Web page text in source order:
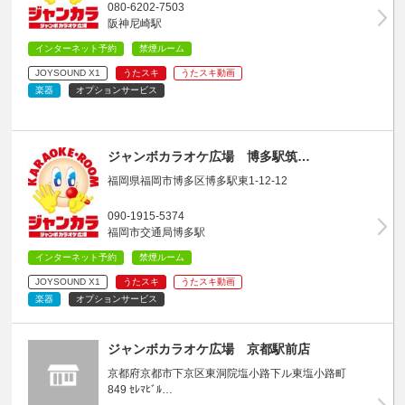
080-6202-7503
阪神尼崎駅
インターネット予約 禁煙ルーム
JOYSOUND X1 うたスキ
うたスキ動画
楽器
オプションサービス
ジャンボカラオケ広場 博多駅筑…
福岡県福岡市博多区博多駅東1-12-12
090-1915-5374
福岡市交通局博多駅
インターネット予約 禁煙ルーム
JOYSOUND X1 うたスキ
うたスキ動画
楽器
オプションサービス
ジャンボカラオケ広場 京都駅前店
京都府京都市下京区東洞院塩小路下ル東塩小路町
849 ｾﾚﾏﾋﾞﾙ…